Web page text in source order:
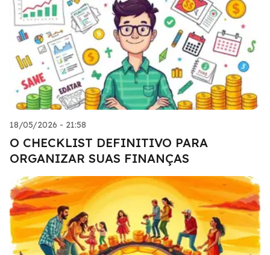
18/05/2026 - 21:58
O CHECKLIST DEFINITIVO PARA
ORGANIZAR SUAS FINANÇAS